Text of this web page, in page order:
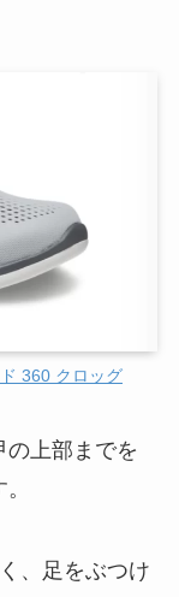
360 クロッグ
の上部までを
、足をぶつけ